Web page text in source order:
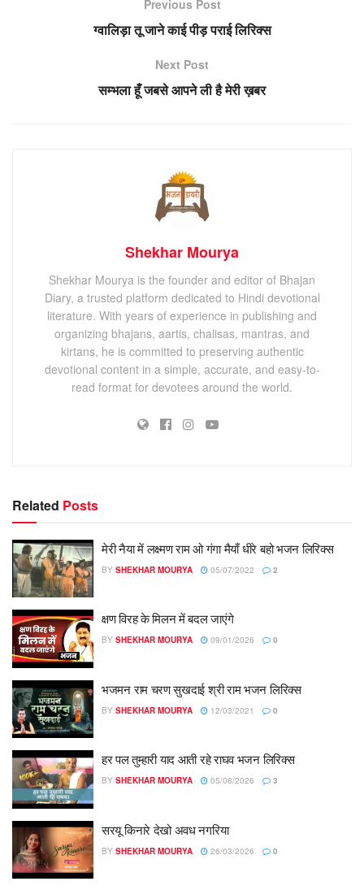
Previous Post
ग्वालिड़ा तू जाने काई पीड़ पराई लिरिक्स
Next Post
सम्भला हूँ जबसे आपने ली है मेरी ख़बर
Shekhar Mourya
Shekhar Mourya is the founder and editor of Bhajan
Diary, a trusted platform dedicated to Hindi devotional
literature. With years of experience in publishing and
organizing bhajans, aartis, chalisas, mantras, and
kirtans, he is committed to preserving authentic
devotional content in a simple, accurate, and easy-to-
read format for devotees around the world.
Related Posts
मेरी नैया में लक्ष्मण राम ओ गंगा मैयाँ धीरे बहो भजन लिरिक्स
BY SHEKHAR MOURYA 05/07/2022 2
क्षण विरह के मिलन में बदल जाएंगे
BY SHEKHAR MOURYA 09/01/2026 0
भजमन राम चरण सुखदाई श्री राम भजन लिरिक्स
BY SHEKHAR MOURYA 12/03/2021 0
हर पल तुम्हारी याद आती रहे राघव भजन लिरिक्स
BY SHEKHAR MOURYA 05/08/2026 3
सरयू किनारे देखो अवध नगरिया
BY SHEKHAR MOURYA 26/03/2026 0